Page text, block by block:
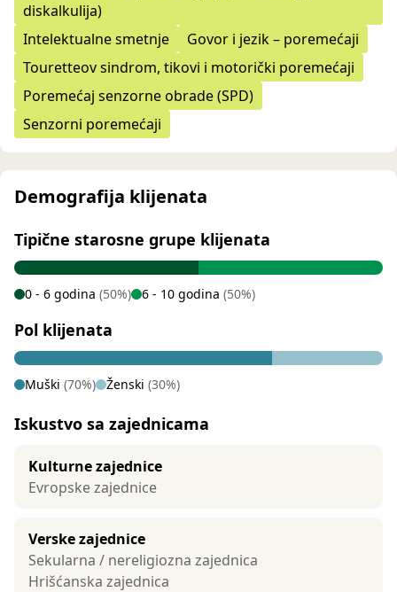
diskalkulija)
Intelektualne smetnje
Govor i jezik – poremećaji
Touretteov sindrom, tikovi i motorički poremećaji
Poremećaj senzorne obrade (SPD)
Senzorni poremećaji
Demografija klijenata
Tipične starosne grupe klijenata
0 - 6 godina (50%) 6 - 10 godina (50%)
Pol klijenata
Muški (70%) Ženski (30%)
Iskustvo sa zajednicama
Kulturne zajednice
Evropske zajednice
Verske zajednice
Sekularna / nereligiozna zajednica
Hrišćanska zajednica